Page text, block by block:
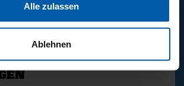
oder widerrufen
aktives Scannen nach bestimmten
Alle zulassen
Ablehnen
-
HAMBURGER SV -